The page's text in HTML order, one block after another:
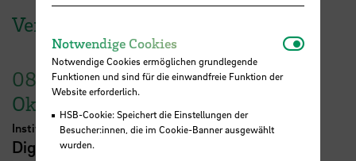
Veranstaltung der HSB
08.
Oktober
Institut für Digitale Teilhabe
Digitale Arbeitswelten inklusiv gestalten -
Notwendige Cookies
Notwendige Cookies ermöglichen grundlegende
Funktionen und sind für die einwandfreie Funktion der
Website erforderlich.
HSB-Cookie: Speichert die Einstellungen der
Besucher:innen, die im Cookie-Banner ausgewählt
wurden.